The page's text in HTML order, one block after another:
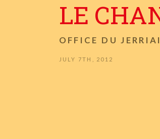
LE
OFFICE DU
JULY 7TH, 2012